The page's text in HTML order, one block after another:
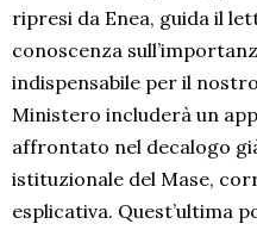
ripresi da Enea, guida il
conoscenza
indispensabile per il
Ministero includerà un
affrontato nel decalogo
istituzionale del Mase,
esplicativa. Quest’ultima